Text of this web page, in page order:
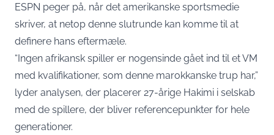
ESPN peger på, når det amerikanske sportsmedie
skriver, at netop denne slutrunde kan komme til at
definere hans eftermæle.
“Ingen afrikansk spiller er nogensinde gået ind til et VM
med kvalifikationer, som denne marokkanske trup har,”
lyder analysen, der placerer 27-årige Hakimi i selskab
med de spillere, der bliver referencepunkter for hele
generationer.